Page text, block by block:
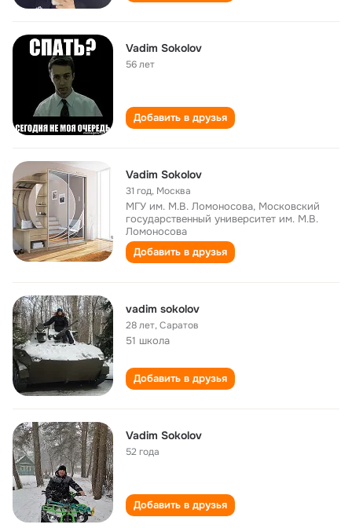
Vadim Sokolov
56 лет
Добавить в друзья
Vadim Sokolov
31 год, Москва
МГУ им. М.В. Ломоносова, Московский
государственный университет им. М.В.
Ломоносова
Добавить в друзья
vadim sokolov
28 лет,Саратов
51 школа
Добавить в друзья
Vadim Sokolov
52 года
Добавить в друзья